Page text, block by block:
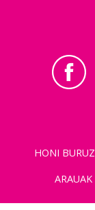
HONI BURUZ
ARAUAK